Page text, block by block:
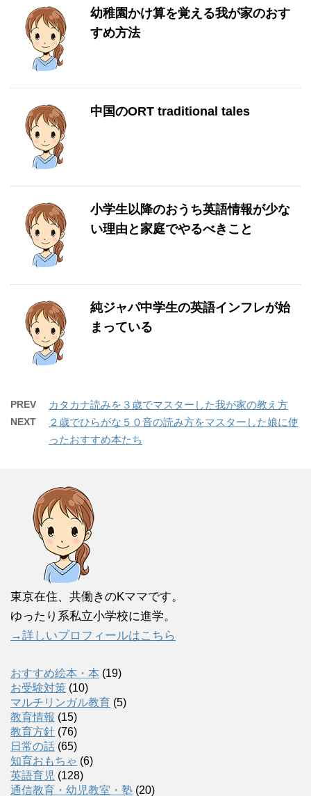
幼稚園かけ算を覚える我が家のおす
すめ方法
中国のORT traditional tales
小学生以降のおうち英語情報が少な
い理由と家庭でやるべきこと
純ジャパ中学生の英語インフレが始
まっている
PREV カタカナ読みを３歳でマスターした我が家の教え方
NEXT
２歳でひらがな５０音の読み方をマスターした娘に使
ったおすすめ本たち
東京在住、共働きのKママです。
ゆったり系私立小学校に進学。
→詳しいプロフィールはこちら
おすすめ絵本・本 (19)
お受験対策 (10)
マルチリンガル教育 (5)
教育情報 (15)
教育方針 (76)
日常の話 (65)
知育おもちゃ (6)
英語育児 (128)
通信教育・幼児教室・塾 (20)